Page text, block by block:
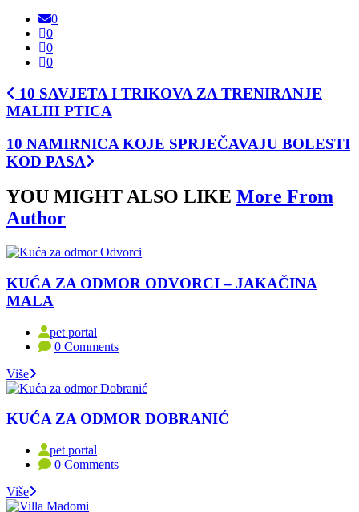
0
0
0
0
10 SAVJETA I TRIKOVA ZA TRENIRANJE
MALIH PTICA
10 NAMIRNICA KOJE SPRJEČAVAJU BOLESTI
KOD PASA
YOU MIGHT ALSO LIKE More From
Author
KUĆA ZA ODMOR ODVORCI – JAKAČINA
MALA
pet portal
0 Comments
Više
KUĆA ZA ODMOR DOBRANIĆ
pet portal
0 Comments
Više